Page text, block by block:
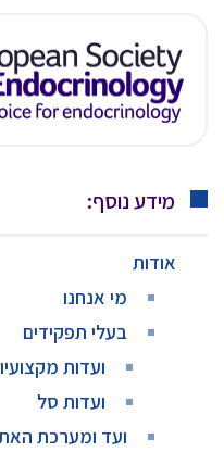
מידע נוסף:
אודות
מי אנחנו
בעלי תפקידים
ועדות
ועדות סל
ועד ומערכת